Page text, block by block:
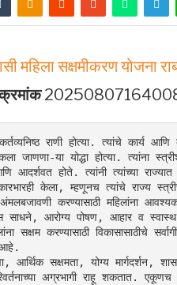
महिला सक्षमीकरण योजना
राणी होत्या. त्यांचे कार्य आणि
या योद्धा होत्या. त्यांना
आदर्शवत होते. त्यांनी त्यांच्या
केला, म्हणूनच त्यांचे राज्य
अंमलबजावणी करण्यासाठी महिलांना
साधने, आरोग्य पोषण, आहार व
सक्षम करण्यासाठी विकासासाठीचे
आहे.
आर्थिक सक्षमता, योग्य मार्गदर्शन,
अग्रभागी राहू शकतात. एकूणच